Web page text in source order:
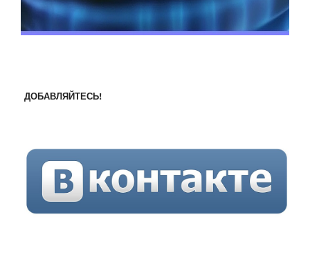
ДОБАВЛЯЙТЕСЬ!